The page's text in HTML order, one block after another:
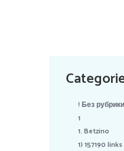
! Без рубрики
1
1. Betzino
1) 157190